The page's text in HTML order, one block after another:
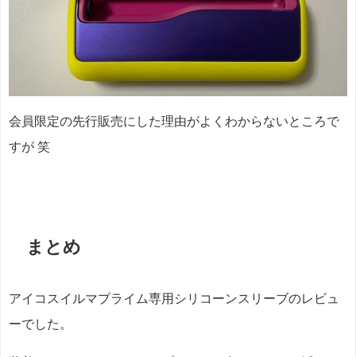
会員限定の先行販売にした理由がよくわからないところで
すが 笑
まとめ
アイコスイルマプライム専用シリコーンスリーブのレビュ
ーでした。